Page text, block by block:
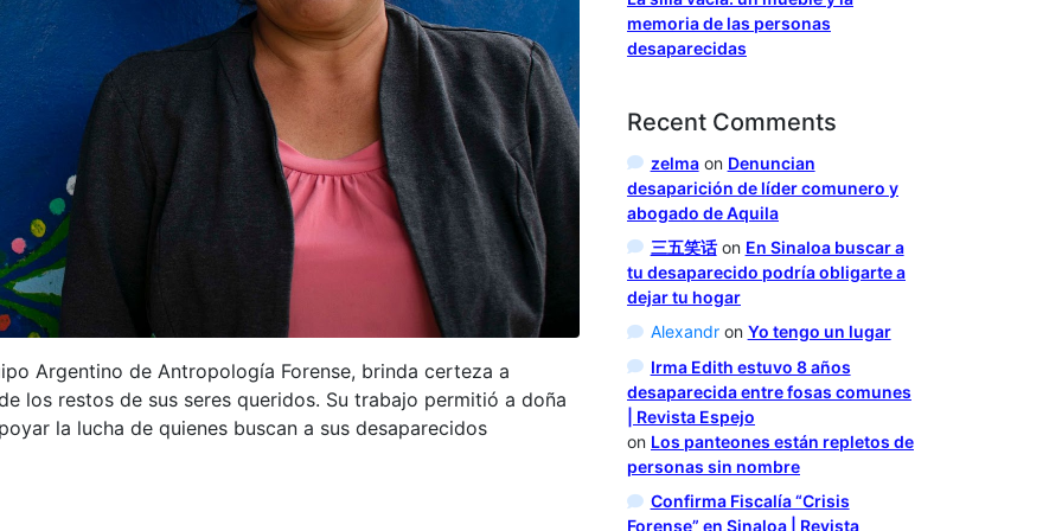
Argentino de Antropología Forense, brinda certeza a
los restos de sus seres queridos. Su trabajo permitió a doña
la lucha de quienes buscan a sus desaparecidos
memoria de las personas
desaparecidas
Recent Comments
zelmaon Denuncian
desaparición de líder comunero y
abogado de Aquila
三五笑话on En Sinaloa buscar a
tu desaparecido podría obligarte a
dejar tu hogar
Alexandron Yo tengo un lugar
Irma Edith estuvo 8 años
desaparecida entre fosas comunes
| Revista Espejo
on Los panteones están repletos de
personas sin nombre
Confirma Fiscalía “Crisis
Forense” en Sinaloa | Revista